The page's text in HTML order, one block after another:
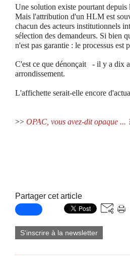
Une solution existe pourtant
Mais l'attribution d'un HLM est
chacun des acteurs institutionnels
sélection des demandeurs. Si bien
n'est pas garantie : le processus est
C'est ce que dénonçait - il y a dix
arrondissement.
L'affichette serait-elle encore
>> OPAC, vous avez-dit opaque ...
Partager cet article
S'inscrire à la newsletter